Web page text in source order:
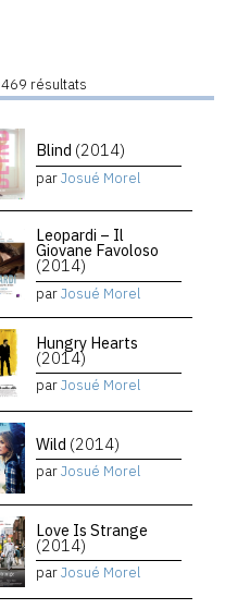
469 résultats
Blind (2014)
parJosué Morel
Leopardi – Il
Giovane Favoloso
(2014)
parJosué Morel
Hungry Hearts
(2014)
parJosué Morel
Wild (2014)
parJosué Morel
Love Is Strange
(2014)
parJosué Morel